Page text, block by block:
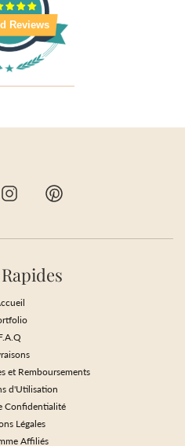
Reviews
et Remboursements
d'Utilisation
Confidentialité
Légales
Affiliés